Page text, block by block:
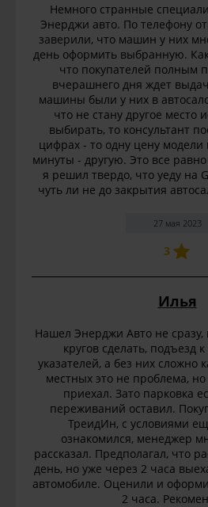
Немного странные
Энерджи авто. По телефону
заверили, что машин у них
день оформить выбранную.
что покупателей полным
вчерашнего дня ждет
машины были у них в
что не стану другое место
выбирать, то консультант
цифрах - то одну цену модели
минуты - другую. Это все
я решил твердо, что уеду на
чуть ли не до закрытия
27 мая 2023
3
Илья
Нашел Энерджи Авто не сразу,
кругов сделать, подъезд
указателей, а без них сложно
местных это не проблема, но
приехал. Зато парковка
переживаний оставил.
ТреидИн, с условиями
ознакомился, менеджер
рассказал. Предполагал, что
день, но уже через 2 часа
автомобиле. Оценили и
2 часа.